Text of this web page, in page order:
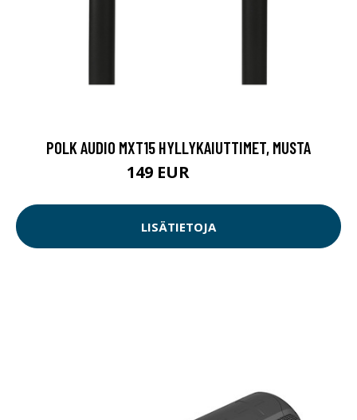
POLK AUDIO MXT15 HYLLYKAIUTTIMET, MUSTA
149 EUR
LISÄTIETOJA